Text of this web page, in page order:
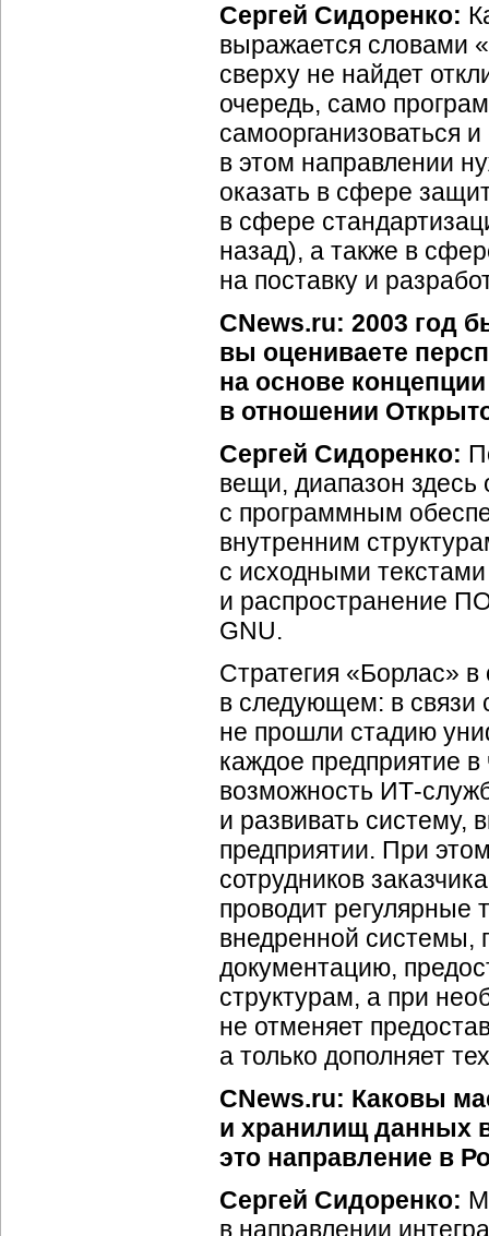
Сергей Сидоренко:
выражается словами
сверху не найдет
очередь, само
самоорганизоваться
в этом направлении
оказать в сфере
в сфере
назад), а также в
на поставку и
CNews.ru: 2003 год
вы оцениваете
на основе
в отношении
Сергей Сидоренко:
вещи, диапазон
с программным
внутренним
с исходными
и распространение
GNU.
Стратегия «Борлас»
в следующем: в связи
не прошли стадию
каждое предприятие
возможность ИТ-
и развивать систему,
предприятии. При
сотрудников
проводит
внедренной системы,
документацию,
структурам, а при
не отменяет
а только дополняет
CNews.ru: Каковы
и хранилищ данных
это направление в
Сергей Сидоренко:
в направлении